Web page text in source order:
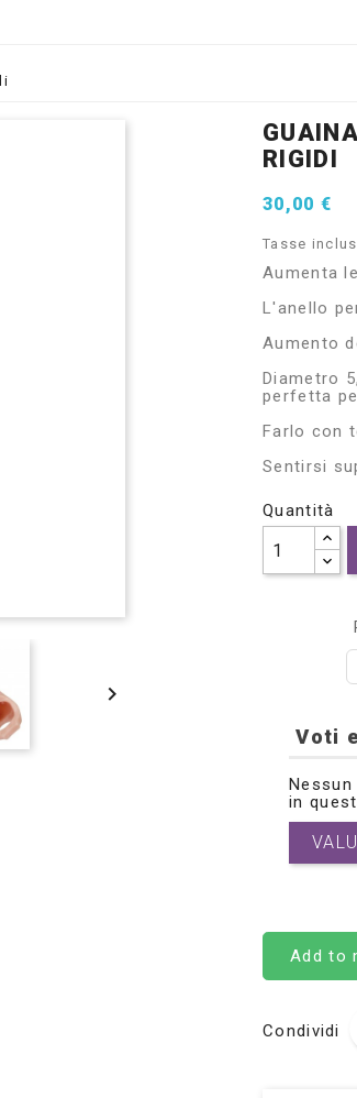

RIGIDI
30,00 €
Tasse
Aumenta
L'anello
Aumento
Diametro
perfetta
Farlo con
Sentirsi
Quantità
Voti
in
Add to
Condividi